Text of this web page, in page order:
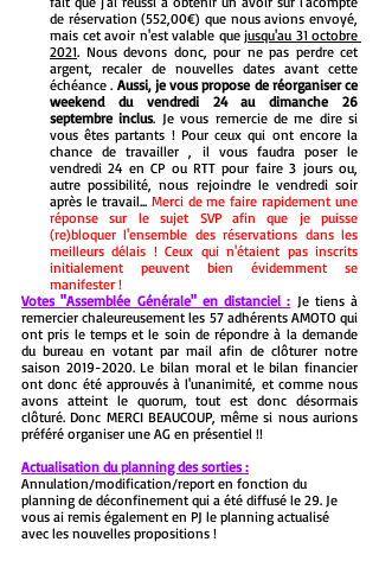
de réservation (552,00€) que nous avions envoyé,
mais cet avoir n'est valable que jusqu'au 31 octobre
2021. Nous devons donc, pour ne pas perdre cet
argent, recaler de nouvelles dates avant cette
échéance . Aussi, je vous propose de réorganiser ce
weekend du vendredi 24 au dimanche 26
septembre inclus. Je vous remercie de me dire si
vous êtes partants ! Pour ceux qui ont encore la
chance de travailler , il vous faudra poser le
vendredi 24 en CP ou RTT pour faire 3 jours ou,
autre possibilité, nous rejoindre le vendredi soir
après le travail... Merci de me faire rapidement une
réponse sur le sujet SVP afin que je puisse
(re)bloquer l'ensemble des réservations dans les
meilleurs délais ! Ceux qui n'étaient pas inscrits
initialement peuvent bien évidemment se
manifester !
Votes "Assemblée Générale" en distanciel : Je tiens à
remercier chaleureusement les 57 adhérents AMOTO qui
ont pris le temps et le soin de répondre à la demande
du bureau en votant par mail afin de clôturer notre
saison 2019-2020. Le bilan moral et le bilan financier
ont donc été approuvés à l'unanimité, et comme nous
avons atteint le quorum, tout est donc désormais
clôturé. Donc MERCI BEAUCOUP, même si nous aurions
préféré organiser une AG en présentiel !!
Actualisation du planning des sorties :
Annulation/modification/report en fonction du
planning de déconfinement qui a été diffusé le 29. Je
vous ai remis également en PJ le planning actualisé
avec les nouvelles propositions !